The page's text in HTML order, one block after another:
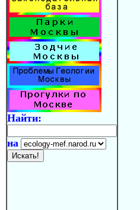
Найти:
на